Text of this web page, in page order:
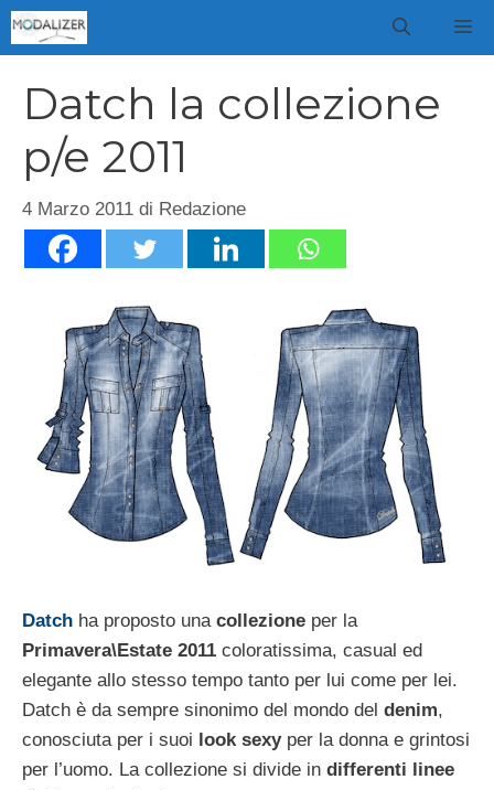
Vai
al
Datch la collezione
p/e 2011
4 Marzo 2011 di Redazione
Datch ha proposto una collezione per la
Primavera\Estate 2011 coloratissima, casual ed
elegante allo stesso tempo tanto per lui come per lei.
Datch è da sempre sinonimo del mondo del denim,
conosciuta per i suoi look sexyper la donna e grintosi
per l’uomo. La collezione si divide in differenti linee